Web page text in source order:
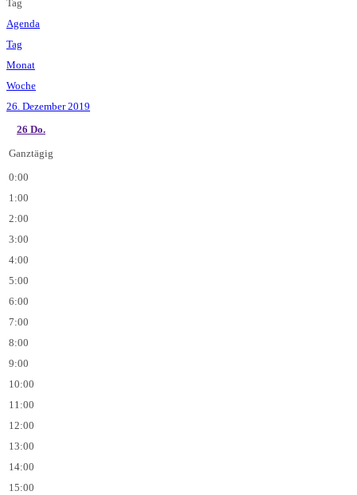
Tag
Agenda
Tag
Monat
Woche
26. Dezember 2019
26 Do.
Ganztägig
0:00
1:00
2:00
3:00
4:00
5:00
6:00
7:00
8:00
9:00
10:00
11:00
12:00
13:00
14:00
15:00